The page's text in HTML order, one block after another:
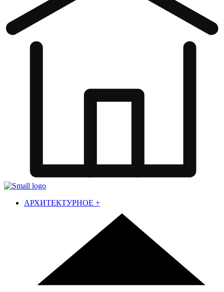
АРХИТЕКТУРНОЕ +